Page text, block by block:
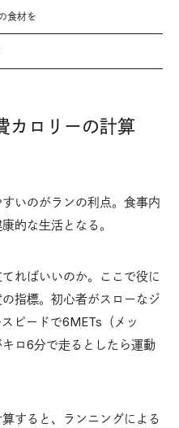
食材を
カロリーの計算
いのがランの利点。食事内
的な生活となる。
ればいいのか。ここで役に
指標。初心者がスローなジ
ピードで6METs（メッ
ロ6分で走るとしたら運動
すると、ランニングによる